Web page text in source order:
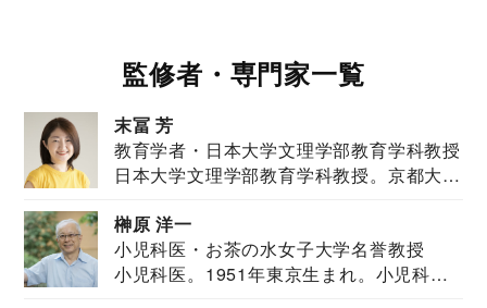
監修者・専門家一覧
末冨 芳
教育学者・日本大学文理学部教育学科教授
日本大学文理学部教育学科教授。京都大学
榊原 洋一
小児科医・お茶の水女子大学名誉教授
小児科医。1951年東京生まれ。小児科